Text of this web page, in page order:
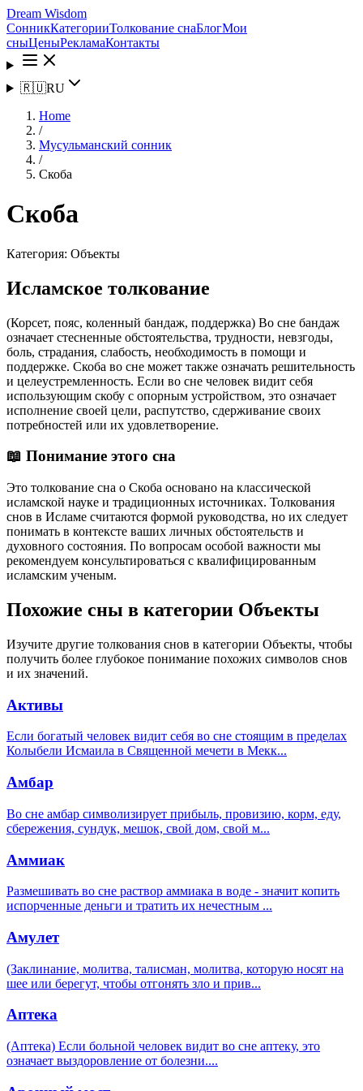
Dream Wisdom
СонникКатегорииТолкование снаБлогМои
сныЦеныРекламаКонтакты
🇷🇺RU
Home
/
Мусульманский сонник
/
Скоба
Скоба
Категория: Объекты
Исламское толкование
(Корсет, пояс, коленный бандаж, поддержка) Во сне бандаж
означает стесненные обстоятельства, трудности, невзгоды,
боль, страдания, слабость, необходимость в помощи и
поддержке. Скоба во сне может также означать решительность
и целеустремленность. Если во сне человек видит себя
использующим скобу с опорным устройством, это означает
исполнение своей цели, распутство, сдерживание своих
потребностей или их удовлетворение.
📖 Понимание этого сна
Это толкование сна о Скоба основано на классической
исламской науке и традиционных источниках. Толкования
снов в Исламе считаются формой руководства, но их следует
понимать в контексте ваших личных обстоятельств и
духовного состояния. По вопросам особой важности мы
рекомендуем консультироваться с квалифицированным
исламским ученым.
Похожие сны в категории Объекты
Изучите другие толкования снов в категории Объекты, чтобы
получить более глубокое понимание похожих символов снов
и их значений.
Активы
Если богатый человек видит себя во сне стоящим в пределах
Колыбели Исмаила в Священной мечети в Мекк...
Амбар
Во сне амбар символизирует прибыль, провизию, корм, еду,
сбережения, сундук, мешок, свой дом, свой м...
Аммиак
Размешивать во сне раствор аммиака в воде - значит копить
испорченные деньги и тратить их нечестным ...
Амулет
(Заклинание, молитва, талисман, молитва, которую носят на
шее или берегут, чтобы отгонять зло и прив...
Аптека
(Аптека) Если больной человек видит во сне аптеку, это
означает выздоровление от болезни....